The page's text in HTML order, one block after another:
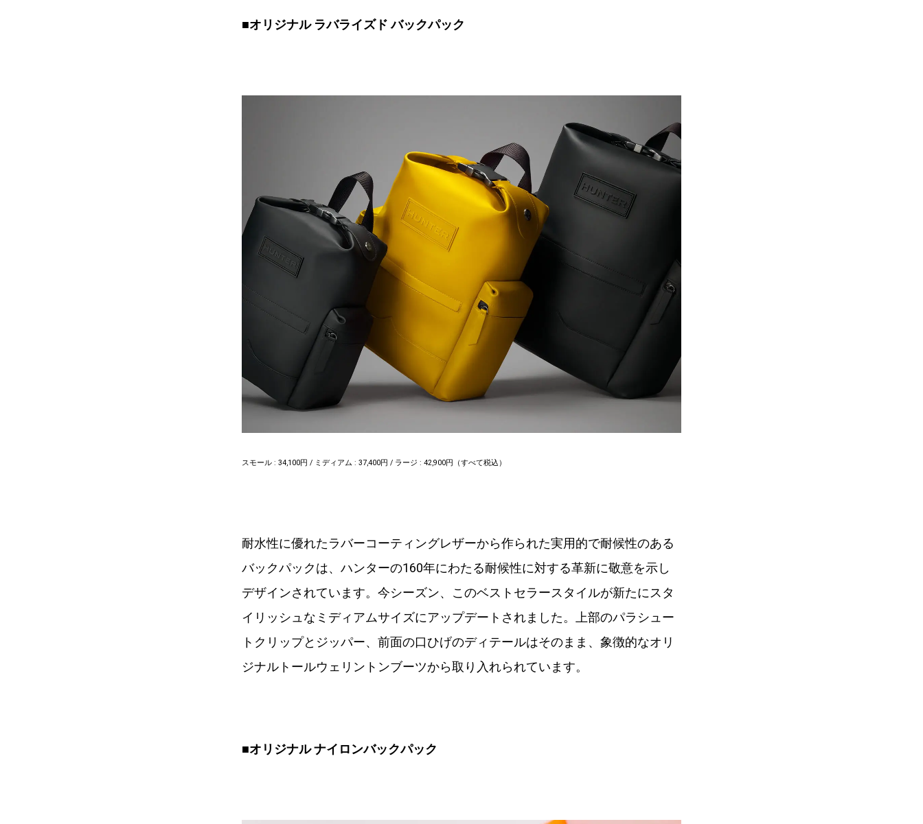
■オリジナル ラバライズド バックパック
スモール : 34,100円 / ミディアム : 37,400円 / ラージ : 42,900円（すべて税込）
耐水性に優れたラバーコーティングレザーから作られた実用的で耐候性のある
バックパックは、ハンターの160年にわたる耐候性に対する革新に敬意を示し
デザインされています。今シーズン、このベストセラースタイルが新たにスタ
イリッシュなミディアムサイズにアップデートされました。上部のパラシュー
トクリップとジッパー、前面の口ひげのディテールはそのまま、象徴的なオリ
ジナルトールウェリントンブーツから取り入れられています。
■オリジナル ナイロンバックパック